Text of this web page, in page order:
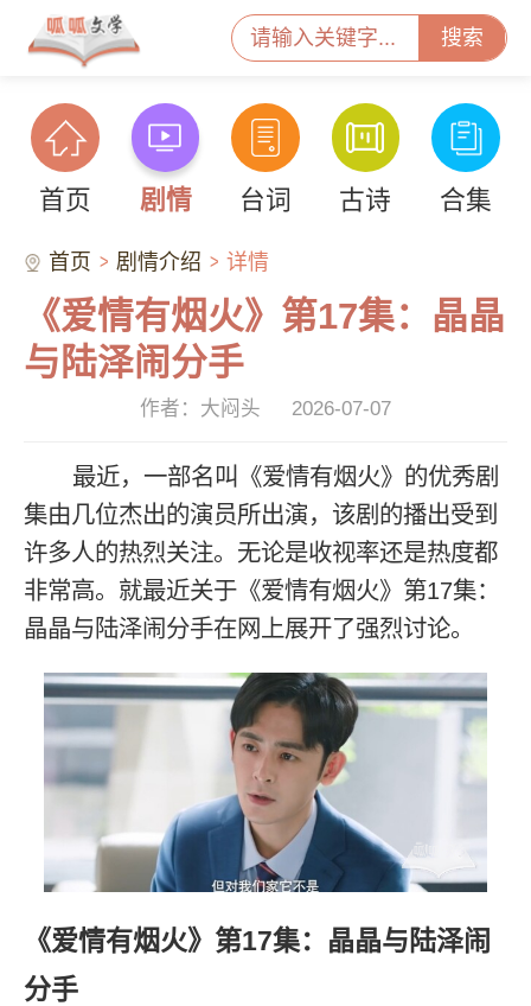
搜索
首页 剧情 台词 古诗 合集
首页 剧情介绍 详情
《爱情有烟火》第17集：晶晶
与陆泽闹分手
作者：大闷头 2026-07-07
最近，一部名叫《爱情有烟火》的优秀剧
集由几位杰出的演员所出演，该剧的播出受到
许多人的热烈关注。无论是收视率还是热度都
非常高。就最近关于《爱情有烟火》第17集：
晶晶与陆泽闹分手在网上展开了强烈讨论。
《爱情有烟火》第17集：晶晶与陆泽闹
分手